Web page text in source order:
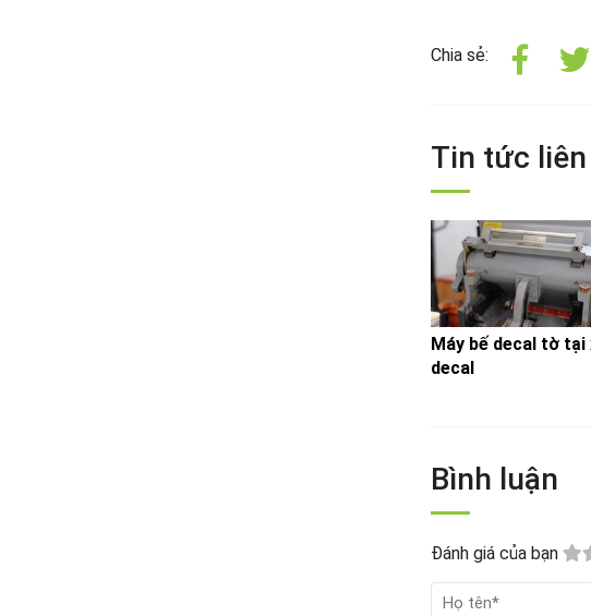
Chia sẻ:
Tin tức
Máy bế decal tờ tại
decal
Bình luận
Đánh giá của bạn